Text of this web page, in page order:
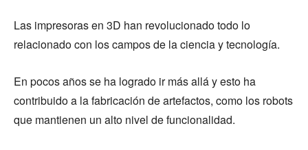
Las impresoras en 3D han revolucionado todo lo
relacionado con los campos de la ciencia y tecnología.
En pocos años se ha logrado ir más allá y esto ha
contribuido a la fabricación de artefactos, como los robots
que mantienen un alto nivel de funcionalidad.